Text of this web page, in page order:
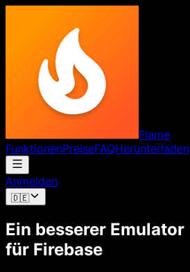
Flame
FunktionenPreiseFAQHerunterladen
Anmelden
🇩🇪
Ein besserer Emulator
für Firebase